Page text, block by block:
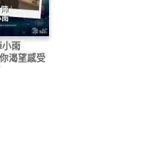
小雨
渴望感受